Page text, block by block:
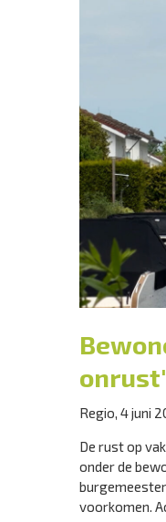
onrust'
Regio, 4 juni
De rust op
onder de
voorkomen.